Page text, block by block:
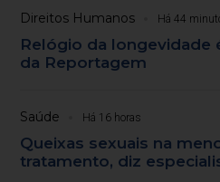
Direitos Humanos Há 44
Relógio da longevidade
da Reportagem
Saúde Há 16 horas
Queixas sexuais na
tratamento, diz